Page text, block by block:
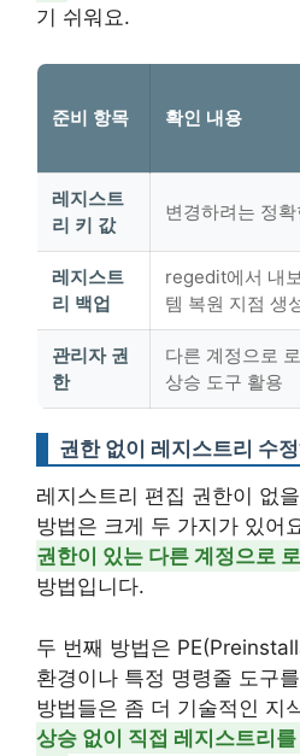
기 쉬워요.
준비 항목 확인 내용
레지스트
리 키 값
변경하려는 정
레지스트
리 백업
regedit에서 내
템 복원 지점 생
관리자 권
한
다른 계정으로
상승 도구 활용
권한 없이 레지스트리 수
레지스트리 편집 권한이 없
방법은 크게 두 가지가 있어
권한이 있는 다른 계정으로
방법입니다.
두 번째 방법은
환경이나 특정 명령줄 도구
방법들은 좀 더 기술적인 지
상승 없이 직접 레지스트리